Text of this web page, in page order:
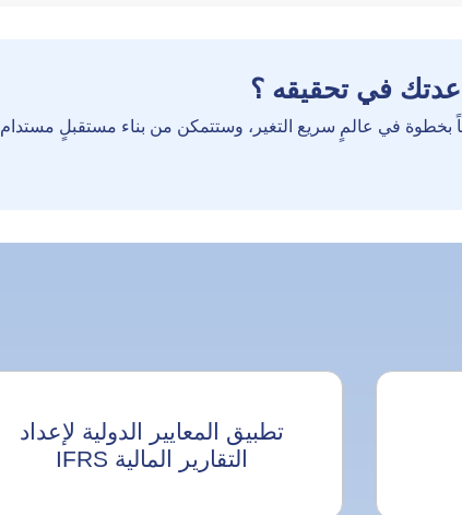
في تحقيقه ؟
بخطوة في عالمٍ سريع التغير، وستتمكن من بناء مستقبلٍ مستدام
تطبيق المعايير الدولية لإعداد
التقارير المالية IFRS